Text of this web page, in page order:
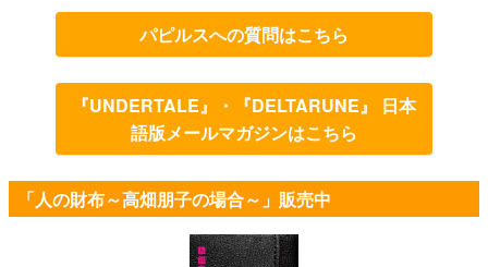
パピルスへの質問はこちら
『UNDERTALE』・『DELTARUNE』 日本
語版メールマガジンはこちら
「人の財布～高畑朋子の場合～」販売中